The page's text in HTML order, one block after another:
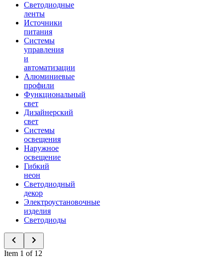
Светодиодные
ленты
Источники
питания
Системы
управления
и
автоматизации
Алюминиевые
профили
Функциональный
свет
Дизайнерский
свет
Системы
освещения
Наружное
освещение
Гибкий
неон
Светодиодный
декор
Электроустановочные
изделия
Светодиоды
Item 1 of 12